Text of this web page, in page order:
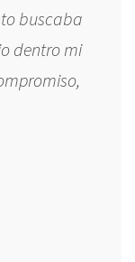
buscaba
dentro mi